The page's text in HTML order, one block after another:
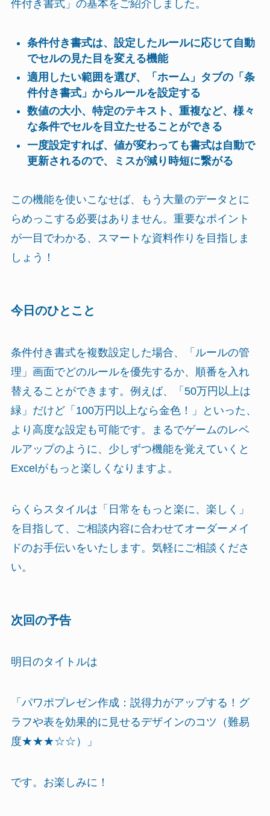
件付き書式」の基本をご紹介しました。
条件付き書式は、設定したルールに応じて自動
でセルの見た目を変える機能
適用したい範囲を選び、「ホーム」タブの「条
件付き書式」からルールを設定する
数値の大小、特定のテキスト、重複など、様々
な条件でセルを目立たせることができる
一度設定すれば、値が変わっても書式は自動で
更新されるので、ミスが減り時短に繋がる
この機能を使いこなせば、もう大量のデータとに
らめっこする必要はありません。重要なポイント
が一目でわかる、スマートな資料作りを目指しま
しょう！
今日のひとこと
条件付き書式を複数設定した場合、「ルールの管
理」画面でどのルールを優先するか、順番を入れ
替えることができます。例えば、「50万円以上は
緑」だけど「100万円以上なら金色！」といった、
より高度な設定も可能です。まるでゲームのレベ
ルアップのように、少しずつ機能を覚えていくと
Excelがもっと楽しくなりますよ。
らくらスタイルは「日常をもっと楽に、楽しく」
を目指して、ご相談内容に合わせてオーダーメイ
ドのお手伝いをいたします。気軽にご相談くださ
い。
次回の予告
明日のタイトルは
「パワポプレゼン作成：説得力がアップする！グ
ラフや表を効果的に見せるデザインのコツ（難易
度★★★☆☆）」
です。お楽しみに！